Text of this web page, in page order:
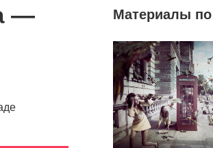
—
Материалы
1 537